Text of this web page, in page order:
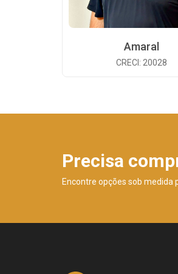
Amaral
CRECI: 20028
Precisa
Encontre opções sob medida